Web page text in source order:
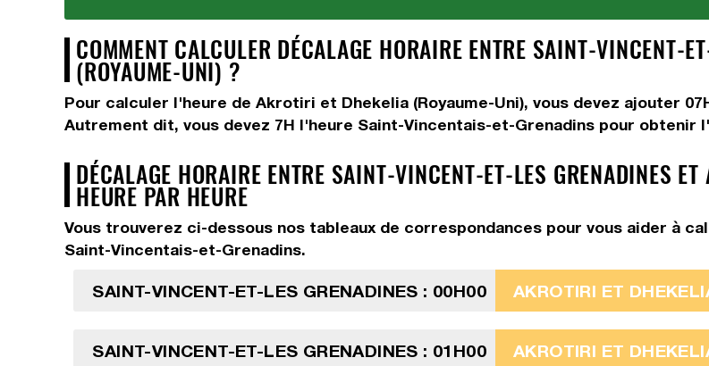
COMMENT CALCULER DÉCALAGE HORAIRE ENTRE SAINT-VINCENT-
(ROYAUME-UNI) ?
Pour calculer l'heure de Akrotiri et Dhekelia (Royaume-Uni), vous devez ajouter
Autrement dit, vous devez 7H l'heure Saint-Vincentais-et-Grenadins pour obtenir
DÉCALAGE HORAIRE ENTRE SAINT-VINCENT-ET-LES GRENADINES
HEURE PAR HEURE
Vous trouverez ci-dessous nos tableaux de correspondances pour vous aider à
Saint-Vincentais-et-Grenadins.
SAINT-VINCENT-ET-LES GRENADINES : 00H00 AKROTIRI ET
SAINT-VINCENT-ET-LES GRENADINES : 01H00 AKROTIRI ET